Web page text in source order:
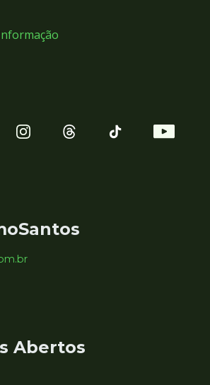
Abertos